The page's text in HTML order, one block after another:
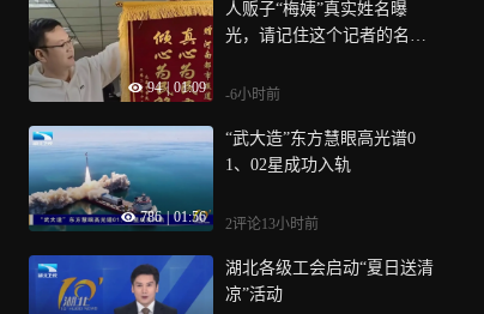
94 | 01:09
人贩子“梅姨”真实姓名曝
光，请记住这个记者的名字
道者之一，曾跨越5000公里
-6小时前
786 | 01:56
“武大造”东方慧眼高光谱0
1、02星成功入轨
2评论13小时前
湖北各级工会启动“夏日送清
凉”活动